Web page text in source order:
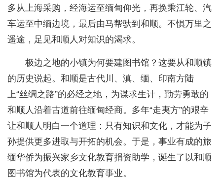
多从上海采购，经海运至缅甸仰光，再换乘江轮、汽
车运至中缅边境，最后由马帮驮到和顺。不惧万里之
遥途，足见和顺人对知识的渴求。
极边之地的小镇为何要建图书馆？这要从和顺镇
的历史说起。和顺是古代川、滇、缅、印南方陆
上“丝绸之路”的必经之地，为谋求生计，勤劳勇敢的
和顺人沿着古道前往缅甸经商。多年“走夷方”的艰辛
让和顺人明白一个道理：只有知识和文化，才能为子
孙提供更多进取与开拓的机会。于是，事业有成的旅
缅华侨为振兴家乡文化教育捐资助学，诞生了以和顺
图书馆为代表的文化教育事业。